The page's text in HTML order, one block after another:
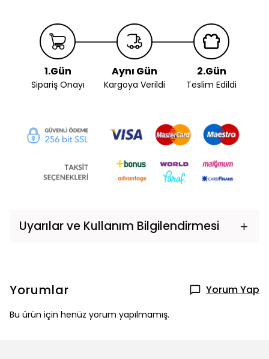
1.Gün
Sipariş Onayı
Aynı Gün
Kargoya Verildi
2.Gün
Teslim Edildi
Uyarılar ve Kullanım Bilgilendirmesi
Yorumlar Yorum Yap
Bu ürün için henüz yorum yapılmamış.